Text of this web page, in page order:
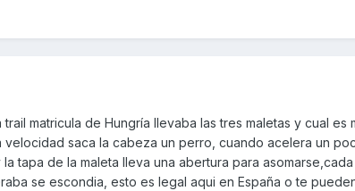
matricula de Hungría llevaba las tres maletas y cual es
saca la cabeza un perro, cuando acelera un
tapa de la maleta lleva una abertura para
se escondia, esto es legal aqui en España o te